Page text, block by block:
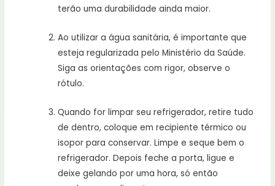
terão uma durabilidade ainda maior.
Ao utilizar a água sanitária, é importante que
esteja regularizada pelo Ministério da Saúde.
Siga as orientações com rigor, observe o
rótulo.
Quando for limpar seu refrigerador, retire tudo
de dentro, coloque em recipiente térmico ou
isopor para conservar. Limpe e seque bem o
refrigerador. Depois feche a porta, ligue e
deixe gelando por uma hora, só então